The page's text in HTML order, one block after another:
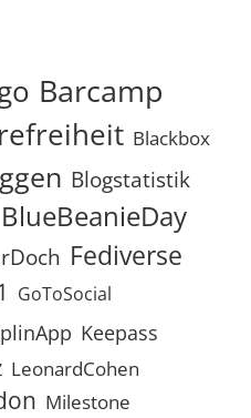
Barcamp
Blackbox
Blogstatistik
BlueBeanieDay
Fediverse
GoToSocial
Keepass
LeonardCohen
Milestone